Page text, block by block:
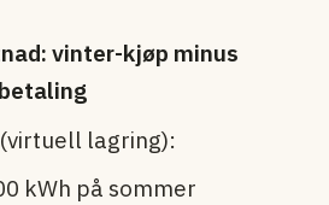
vinter-kjøp minus
(virtuell lagring):
kWh på sommer